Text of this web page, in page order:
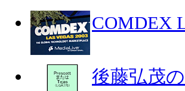
COMDEX
後藤弘茂